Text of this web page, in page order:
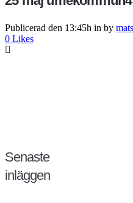
Publicerad den 13:45h in by mats
0 Likes
Senaste
inläggen